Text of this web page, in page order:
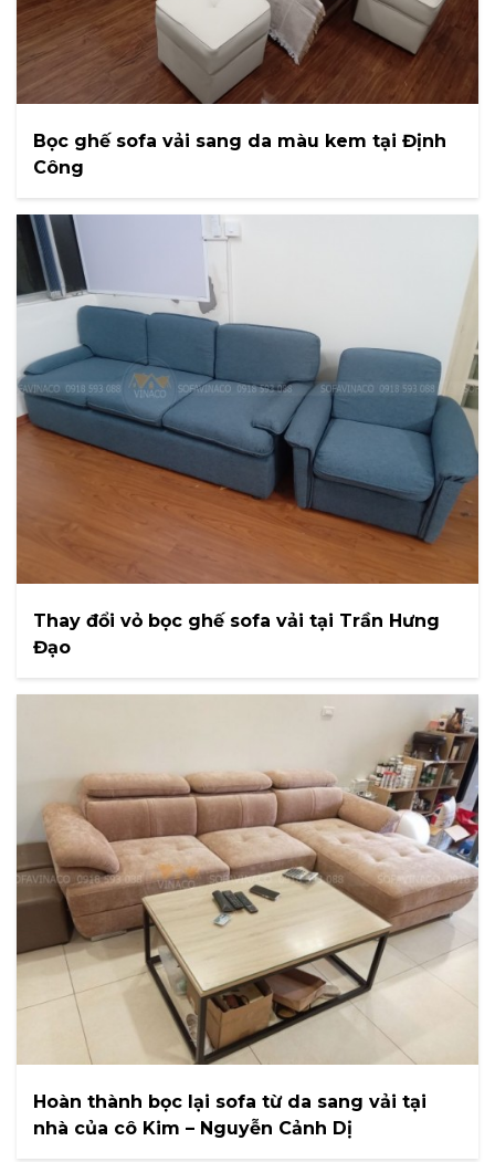
Bọc ghế sofa vải sang da màu kem tại Định
Công
Thay đổi vỏ bọc ghế sofa vải tại Trần Hưng
Đạo
Hoàn thành bọc lại sofa từ da sang vải tại
nhà của cô Kim – Nguyễn Cảnh Dị